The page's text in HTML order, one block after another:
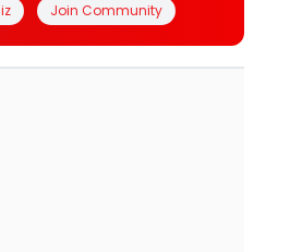
Join Community